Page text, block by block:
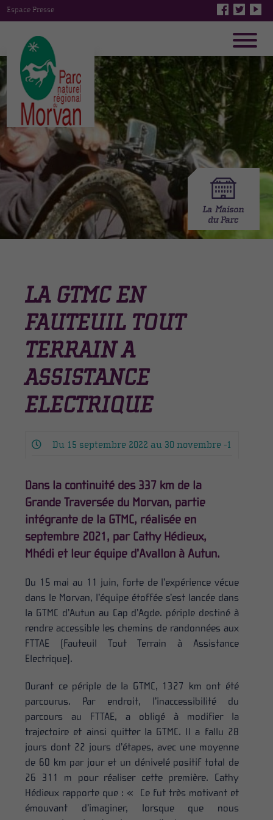
Espace Presse
LA GTMC EN
FAUTEUIL TOUT
TERRAIN A
ASSISTANCE
ELECTRIQUE
Du 15 septembre 2022 au 30 novembre -1
Dans la continuité des 337 km de la
Grande Traversée du Morvan, partie
intégrante de la GTMC, réalisée en
septembre 2021, par Cathy Hédieux,
Mhédi et leur équipe d’Avallon à Autun.
Du 15 mai au 11 juin, forte de l’expérience vécue
dans le Morvan, l’équipe étoffée s’est lancée dans
la GTMC d’Autun au Cap d’Agde. périple destiné à
rendre accessible les chemins de randonnées aux
FTTAE (Fauteuil Tout Terrain à Assistance
Electrique).
Durant ce périple de la GTMC, 1327 km ont été
parcourus. Par endroit, l’inaccessibilité du
parcours au FTTAE, a obligé à modifier la
trajectoire et ainsi quitter la GTMC. Il a fallu 28
jours dont 22 jours d’étapes, avec une moyenne
de 60 km par jour et un dénivelé positif total de
26 311 m pour réaliser cette première. Cathy
Hédieux rapporte que : « Ce fut très motivant et
émouvant d’imaginer, lorsque que nous